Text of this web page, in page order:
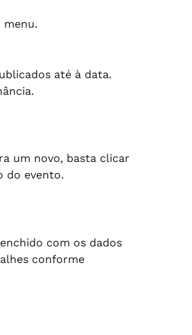
menu.
até à data.
um novo, basta clicar
do evento.
com os dados
conforme